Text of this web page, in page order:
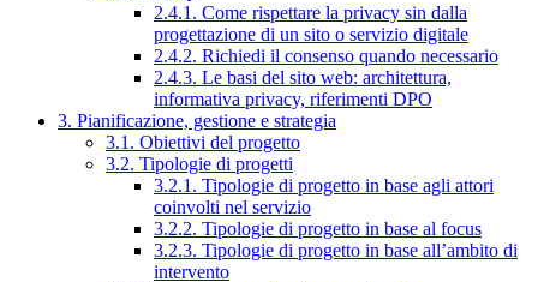
2.4.1. Come rispettare la privacy sin dalla
progettazione di un sito o servizio digitale
2.4.2. Richiedi il consenso quando necessario
2.4.3. Le basi del sito web: architettura,
informativa privacy, riferimenti DPO
3. Pianificazione, gestione e strategia
3.1. Obiettivi del progetto
3.2. Tipologie di progetti
3.2.1. Tipologie di progetto in base agli attori
coinvolti nel servizio
3.2.2. Tipologie di progetto in base al focus
3.2.3. Tipologie di progetto in base all’ambito di
intervento